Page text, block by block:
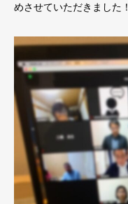
めさせていただきました！